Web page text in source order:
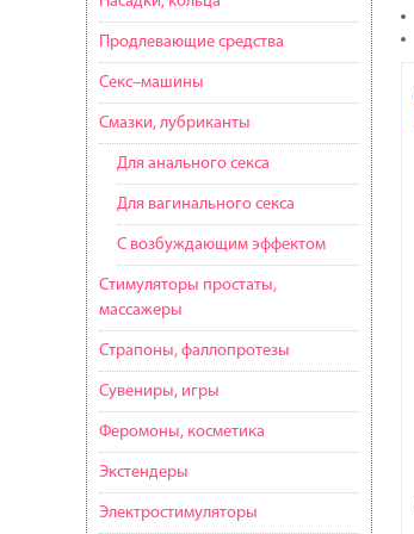
Продлевающие средства
Секс–машины
Смазки, лубриканты
Для анального секса
Для вагинального секса
С возбуждающим эффектом
Стимуляторы простаты,
массажеры
Страпоны, фаллопротезы
Сувениры, игры
Феромоны, косметика
Экстендеры
Электростимуляторы